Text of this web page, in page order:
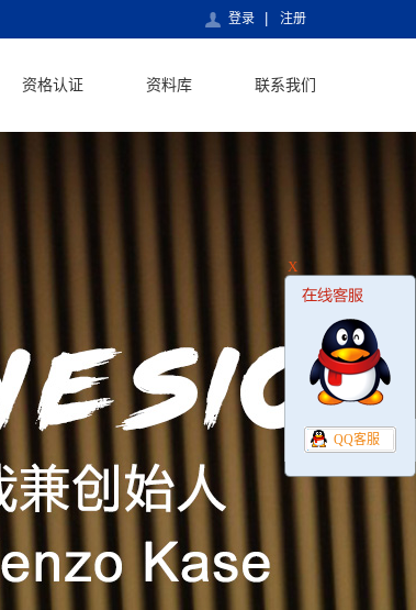
登录 注册
资格认证 资料库 联系我们
X
QQ客服